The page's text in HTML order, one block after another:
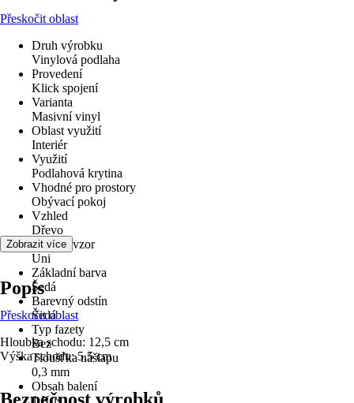
Přeskočit oblast
Druh výrobku
Vinylová podlaha
Provedení
Klick spojení
Varianta
Masivní vinyl
Oblast využití
Interiér
Využití
Podlahová krytina
Vhodné pro prostory
Obývací pokoj
Vzhled
Dřevo
Dekor / vzor
Uni
Základní barva
Šedá
Barevný odstín
Šedá
Typ fazety
Bez
Tloušťka nášlapu
0,3 mm
Obsah balení
1 Kus
Zobrazit více
Popis
Přeskočit oblast
Hloubka schodu: 12,5 cm
Výška schodu: 5,5 cm